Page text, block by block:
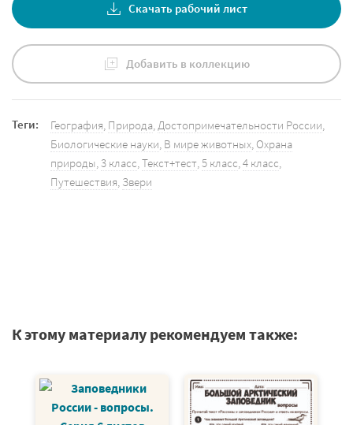
Скачать рабочий лист
Добавить в коллекцию
Теги: География, Природа,Достопримечательности России,
Биологические науки, В мире животных, Охрана
природы,3 класс,Текст+тест,5 класс,4 класс,
Путешествия, Звери
К этому материалу рекомендуем также: